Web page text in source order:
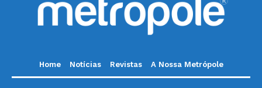
Home Notícias Revistas A Nossa Metrópole